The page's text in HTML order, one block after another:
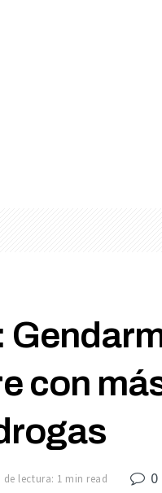
con
de lectura: 1 min read 0